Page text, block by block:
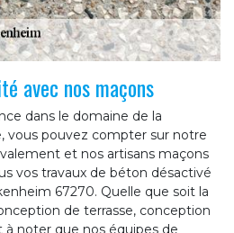
avec nos maçons
dans le domaine de la
vous pouvez compter sur notre
et nos artisans maçons
vos travaux de béton désactivé
67270. Quelle que soit la
de terrasse, conception
à noter que nos équipes de